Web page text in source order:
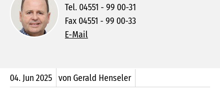
Tel. 04551 - 99 00-31
Fax 04551 - 99 00-33
E-Mail
04. Jun2025 von Gerald Henseler